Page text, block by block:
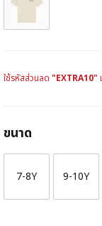
ใช้รหัสส่วนลด "EXTRA10"
ขนาด
7-8Y 9-10Y